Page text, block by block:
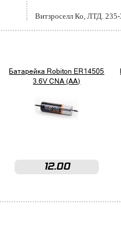
Витзроселл Ко, ЛТД.
Батарейка Robiton ER14505
3.6V CNA (AA)
12.00